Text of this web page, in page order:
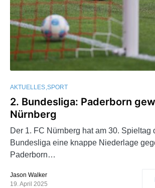
AKTUELLES SPORT
2. Bundesliga: Paderborn
Nürnberg
Der 1. FC Nürnberg hat am 30. Spieltag
Bundesliga eine knappe Niederlage
Paderborn…
Jason Walker
19. April 2025